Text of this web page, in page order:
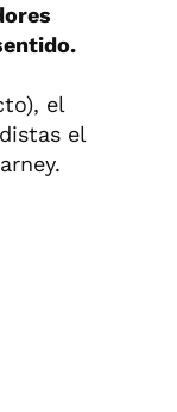
el
el